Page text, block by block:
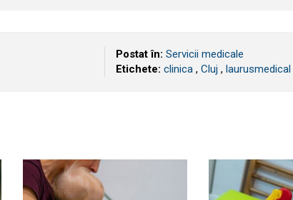
Postat în: Servicii medicale
Etichete: clinica , ​Cluj , laurusmedical